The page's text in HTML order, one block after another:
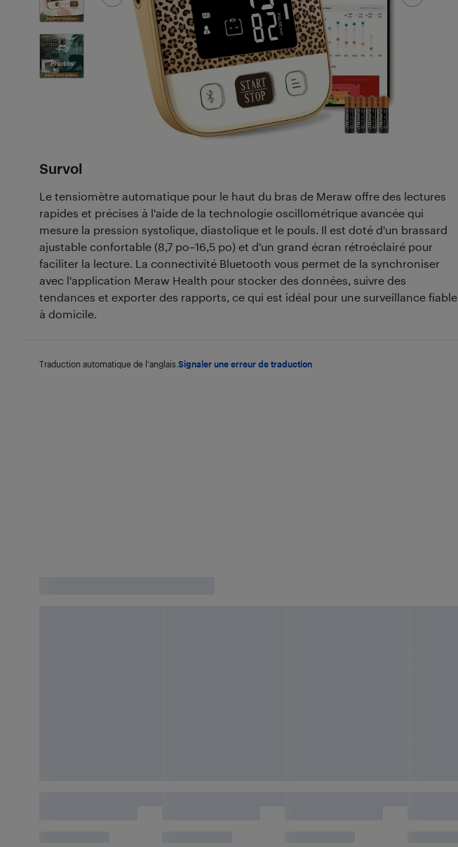
2
Photos
Survol
Le tensiomètre automatique pour le haut du bras de Meraw offre des lectures
rapides et précises à l'aide de la technologie oscillométrique avancée qui
mesure la pression systolique, diastolique et le pouls. Il est doté d'un brassard
ajustable confortable (8,7 po–16,5 po) et d'un grand écran rétroéclairé pour
faciliter la lecture. La connectivité Bluetooth vous permet de la synchroniser
avec l'application Meraw Health pour stocker des données, suivre des
tendances et exporter des rapports, ce qui est idéal pour une surveillance fiable
à domicile.
Traduction automatique de l'anglais. Signaler une erreur de traduction